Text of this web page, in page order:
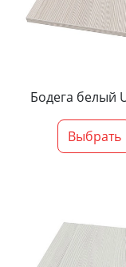
Бодега белый
Выбрать